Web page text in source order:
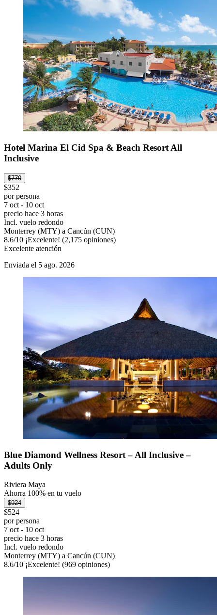
Hotel Marina El Cid Spa & Beach Resort All
Inclusive
$770
$352
por persona
7 oct - 10 oct
precio hace 3 horas
Incl. vuelo redondo
Monterrey (MTY) a Cancún (CUN)
8.6/10 ¡Excelente! (2,175 opiniones)
Excelente atención
Enviada el 5 ago. 2026
Blue Diamond Wellness Resort – All Inclusive –
Adults Only
Riviera Maya
Ahorra 100% en tu vuelo
$924
$524
por persona
7 oct - 10 oct
precio hace 3 horas
Incl. vuelo redondo
Monterrey (MTY) a Cancún (CUN)
8.6/10 ¡Excelente! (969 opiniones)